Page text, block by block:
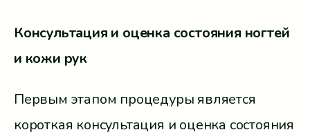
Консультация и оценка состояния ногтей
и кожи рук
Первым этапом процедуры является
короткая консультация и оценка состояния